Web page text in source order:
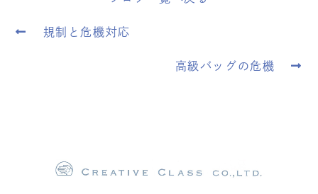
規制と危機対応
高級バッグの危機